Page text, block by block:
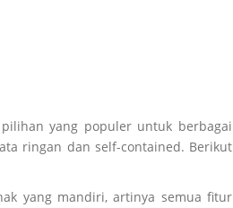
yang populer untuk berbagai
ringan dan self-contained. Berikut
yang mandiri, artinya semua fitur